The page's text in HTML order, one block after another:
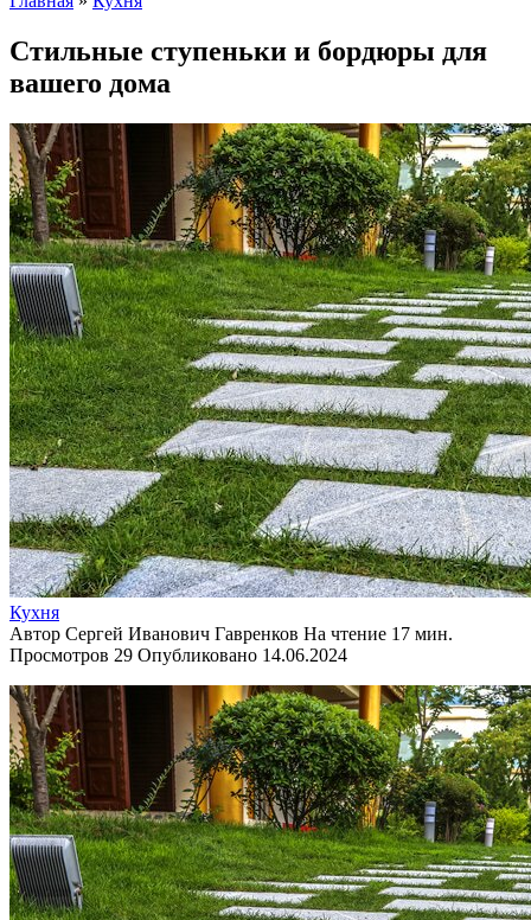
Стильные ступеньки и бордюры для
вашего дома
Кухня
Автор Сергей Иванович Гавренков На чтение 17 мин.
Просмотров 29 Опубликовано 14.06.2024